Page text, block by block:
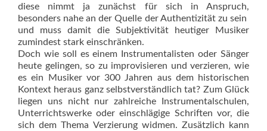
diese nimmt ja zunächst für sich in Anspruch,
besonders nahe an der Quelle der Authentizität zu sein 
und muss damit die Subjektivität heutiger Musiker
zumindest stark einschränken.
Doch wie soll es einem Instrumentalisten oder Sänger
heute gelingen, so zu improvisieren und verzieren, wie
es ein Musiker vor 300 Jahren aus dem historischen
Kontext heraus ganz selbstverständlich tat? Zum Glück
liegen uns nicht nur zahlreiche Instrumentalschulen,
Unterrichtswerke oder einschlägige Schriften vor, die
sich dem Thema Verzierung widmen. Zusätzlich kann